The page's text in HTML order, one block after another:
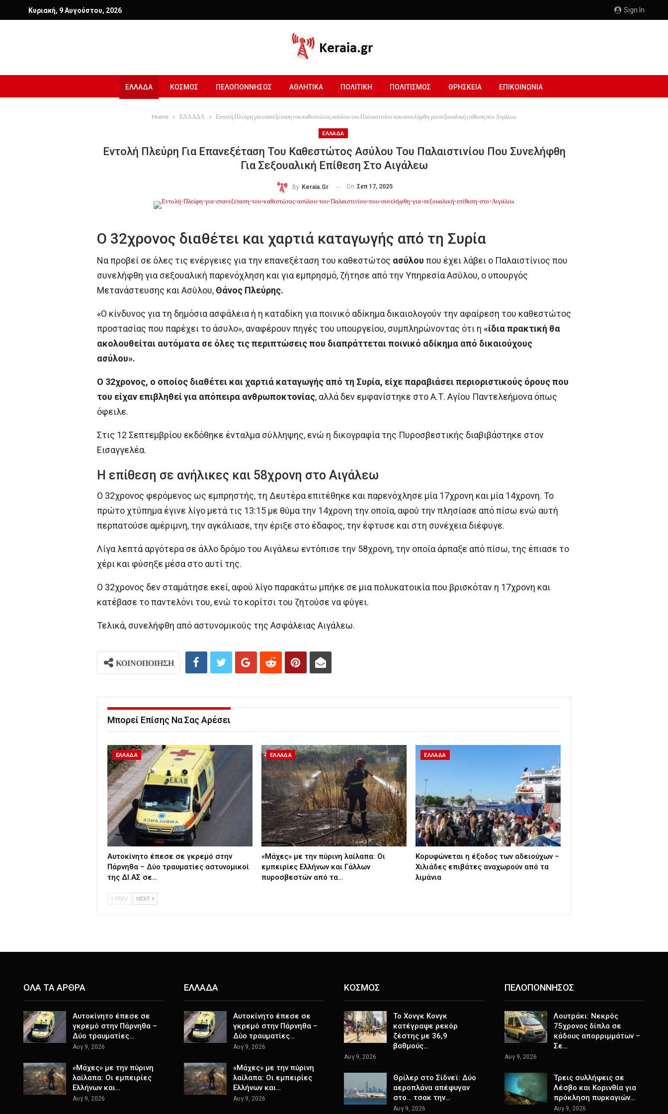
Sign In
Κυριακή, 9 Αυγούστου, 2026
ΕΛΛΑΔΑ ΚΟΣΜΟΣ ΠΕΛΟΠΟΝΝΗΣΟΣ ΑΘΛΗΤΙΚΑ ΠΟΛΙΤΙΚΗ ΠΟΛΙΤΙΣΜΟΣ ΘΡΗΣΚΕΙΑ ΕΠΙΚΟΙΝΩΝΙΑ
Home ΕΛΛΑΔΑ Εντολή Πλεύρη για επανεξέταση του καθεστώτος ασύλου του Παλαιστινίου που συνελήφθη για σεξουαλική επίθεση στο Αιγάλεω
ΕΛΛΑΔΑ
Εντολή Πλεύρη Για Επανεξέταση Του Καθεστώτος Ασύλου Του Παλαιστινίου Που Συνελήφθη
Για Σεξουαλική Επίθεση Στο Αιγάλεω
By Keraia.gr On Σεπ 17, 2025
Ο 32χρονος διαθέτει και χαρτιά καταγωγής από τη Συρία
Να προβεί σε όλες τις ενέργειες για την επανεξέταση του καθεστώτος ασύλου που έχει λάβει ο Παλαιστίνιος που
συνελήφθη για σεξουαλική παρενόχληση και για εμπρησμό, ζήτησε από την Υπηρεσία Ασύλου, ο υπουργός
Μετανάστευσης και Ασύλου, Θάνος Πλεύρης.
«Ο κίνδυνος για τη δημόσια ασφάλεια ή η καταδίκη για ποινικό αδίκημα δικαιολογούν την αφαίρεση του καθεστώτος
προστασίας που παρέχει το άσυλο», αναφέρουν πηγές του υπουργείου, συμπληρώνοντας ότι η «ίδια πρακτική θα
ακολουθείται αυτόματα σε όλες τις περιπτώσεις που διαπράττεται ποινικό αδίκημα από δικαιούχους
ασύλου».
Ο 32χρονος, ο οποίος διαθέτει και χαρτιά καταγωγής από τη Συρία, είχε παραβιάσει περιοριστικούς όρους που
του είχαν επιβληθεί για απόπειρα ανθρωποκτονίας, αλλά δεν εμφανίστηκε στο Α.Τ. Αγίου Παντελεήμονα όπως
όφειλε.
Στις 12 Σεπτεμβρίου εκδόθηκε ένταλμα σύλληψης, ενώ η δικογραφία της Πυροσβεστικής διαβιβάστηκε στον
Εισαγγελέα.
Η επίθεση σε ανήλικες και 58χρονη στο Αιγάλεω
Ο 32χρονος φερόμενος ως εμπρηστής, τη Δευτέρα επιτέθηκε και παρενόχλησε μία 17χρονη και μία 14χρονη. Το
πρώτο χτύπημα έγινε λίγο μετά τις 13:15 με θύμα την 14χρονη την οποία, αφού την πλησίασε από πίσω ενώ αυτή
περπατούσε αμέριμνη, την αγκάλιασε, την έριξε στο έδαφος, την έφτυσε και στη συνέχεια διέφυγε.
Λίγα λεπτά αργότερα σε άλλο δρόμο του Αιγάλεω εντόπισε την 58χρονη, την οποία άρπαξε από πίσω, της έπιασε το
χέρι και φύσηξε μέσα στο αυτί της.
Ο 32χρονος δεν σταμάτησε εκεί, αφού λίγο παρακάτω μπήκε σε μια πολυκατοικία που βρισκόταν η 17χρονη και
κατέβασε το παντελόνι του, ενώ το κορίτσι του ζητούσε να φύγει.
Τελικά, συνελήφθη από αστυνομικούς της Ασφάλειας Αιγάλεω.
ΚΟΙΝΟΠΟΙΗΣΗ
Μπορεί Επίσης Να Σας Αρέσει
ΕΛΛΑΔΑ
Αυτοκίνητο έπεσε σε γκρεμό στην
Πάρνηθα – Δύο τραυματίες αστυνομικοί
της ΔΙ.ΑΣ σε…
ΕΛΛΑΔΑ
«Μάχες» με την πύρινη λαίλαπα: Οι
εμπειρίες Ελλήνων και Γάλλων
πυροσβεστών από τα…
ΕΛΛΑΔΑ
Κορυφώνεται η έξοδος των αδειούχων –
Χιλιάδες επιβάτες αναχωρούν από τα
λιμάνια
PREV NEXT
ΟΛΑ ΤΑ ΑΡΘΡΑ
Αυτοκίνητο έπεσε σε
γκρεμό στην Πάρνηθα –
Δύο τραυματίες…
Αυγ 9, 2026
«Μάχες» με την πύρινη
λαίλαπα: Οι εμπειρίες
Ελλήνων και…
Αυγ 9, 2026
ΕΛΛΑΔΑ
Αυτοκίνητο έπεσε σε
γκρεμό στην Πάρνηθα –
Δύο τραυματίες…
Αυγ 9, 2026
«Μάχες» με την πύρινη
λαίλαπα: Οι εμπειρίες
Ελλήνων και…
Αυγ 9, 2026
ΚΟΣΜΟΣ
Το Χονγκ Κονγκ
κατέγραψε ρεκόρ
ζέστης με 36,9
βαθμούς…
Αυγ 9, 2026
Θρίλερ στο Σίδνεϊ: Δύο
αεροπλάνα απέφυγαν
στο… τσακ την…
Αυγ 9, 2026
ΠΕΛΟΠΟΝΝΗΣΟΣ
Λουτράκι: Νεκρός
75χρονος δίπλα σε
κάδους απορριμμάτων –
Σε…
Αυγ 9, 2026
Τρεις συλλήψεις σε
Λέσβο και Κορινθία για
πρόκληση πυρκαγιών…
Αυγ 9, 2026